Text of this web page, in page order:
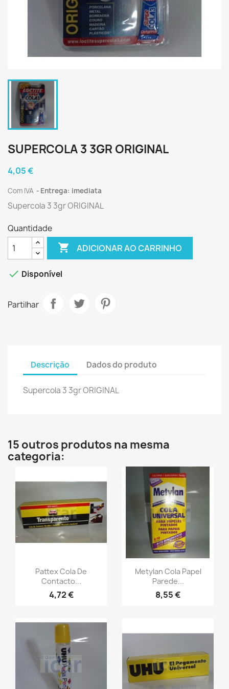
SUPERCOLA 3 3GR ORIGINAL
4,05 €
Com IVA Entrega: imediata
Supercola 3 3gr ORIGINAL
Quantidade
 ADICIONAR AO CARRINHO
 Disponível
Partilhar
Descrição Dados do produto
Supercola 3 3gr ORIGINAL
15 outros produtos na mesma
categoria:
Pattex Cola De
Contacto...
4,72 €
Metylan Cola Papel
Parede...
8,55 €